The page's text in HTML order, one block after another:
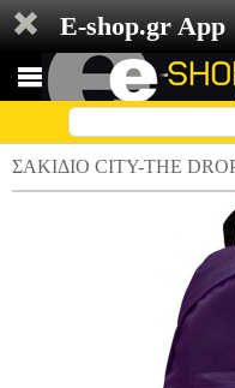
E-shop.gr App
ΣΑΚΙΔΙΟ CITY-THE